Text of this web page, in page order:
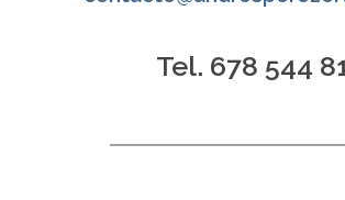
Tel. 678 544